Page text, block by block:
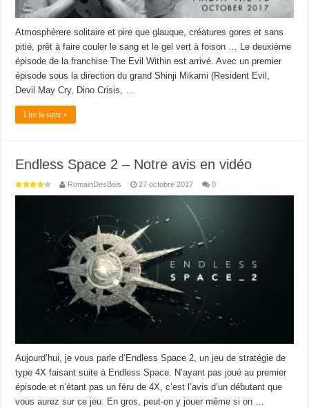
Atmosphèrere solitaire et pire que glauque, créatures gores et sans
pitié, prêt à faire couler le sang et le gel vert à foison … Le deuxième
épisode de la franchise The Evil Within est arrivé. Avec un premier
épisode sous la direction du grand Shinji Mikami (Resident Evil,
Devil May Cry, Dino Crisis, …
Lire la suite »
Endless Space 2 – Notre avis en vidéo
RomainDesBois 27 octobre 2017 0
Aujourd’hui, je vous parle d’Endless Space 2, un jeu de stratégie de
type 4X faisant suite à Endless Space. N’ayant pas joué au premier
épisode et n’étant pas un féru de 4X, c’est l’avis d’un débutant que
vous aurez sur ce jeu. En gros, peut-on y jouer même si on …